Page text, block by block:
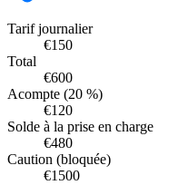
Tarif journalier
€150
Total
€600
Acompte (20 %)
€120
Solde à la prise en charge
€480
Caution (bloquée)
€1500